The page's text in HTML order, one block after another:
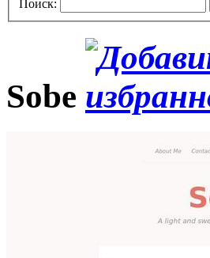
Поиск:
Sobe